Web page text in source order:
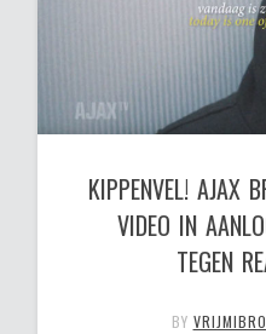
KIPPENVEL! AJAX
VIDEO IN
TEGEN
BY VRIJMIBRO